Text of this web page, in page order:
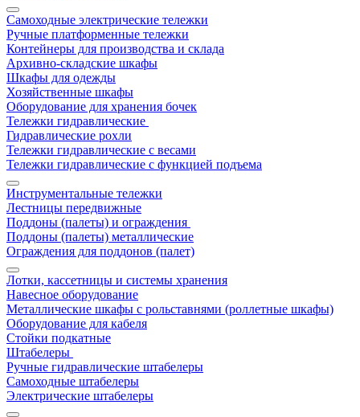
Самоходные электрические тележки
Ручные платформенные тележки
Контейнеры для производства и склада
Архивно-складские шкафы
Шкафы для одежды
Хозяйственные шкафы
Оборудование для хранения бочек
Тележки гидравлические
Гидравлические рохли
Тележки гидравлические с весами
Тележки гидравлические с функцией подъема
Инструментальные тележки
Лестницы передвижные
Поддоны (палеты) и ограждения
Поддоны (палеты) металлические
Ограждения для поддонов (палет)
Лотки, кассетницы и системы хранения
Навесное оборудование
Металлические шкафы с рольставнями (роллетные шкафы)
Оборудование для кабеля
Стойки подкатные
Штабелеры
Ручные гидравлические штабелеры
Самоходные штабелеры
Электрические штабелеры